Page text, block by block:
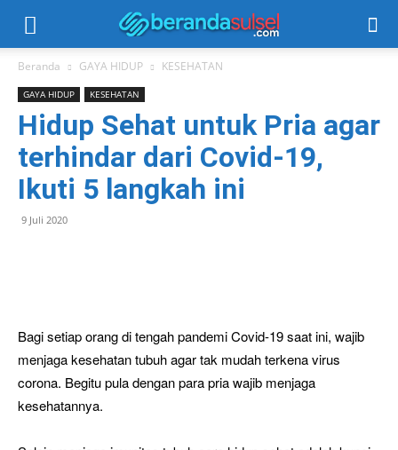
Beranda GAYA HIDUP KESEHATAN
GAYA HIDUP KESEHATAN
Hidup Sehat untuk Pria agar
terhindar dari Covid-19,
Ikuti 5 langkah ini
9 Juli 2020
Bagi setiap orang di tengah pandemi Covid-19 saat ini, wajib
menjaga kesehatan tubuh agar tak mudah terkena virus
corona. Begitu pula dengan para pria wajib menjaga
kesehatannya.